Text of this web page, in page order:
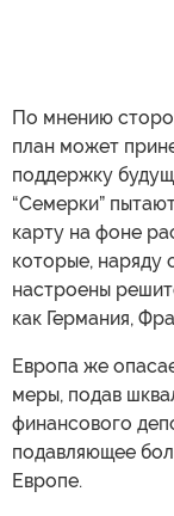
По мнению
план может
поддержку
“Семерки”
карту на фоне
которые, наряду
настроены
как Германия,
Европа же
меры, подав
финансового
подавляющее
Европе.